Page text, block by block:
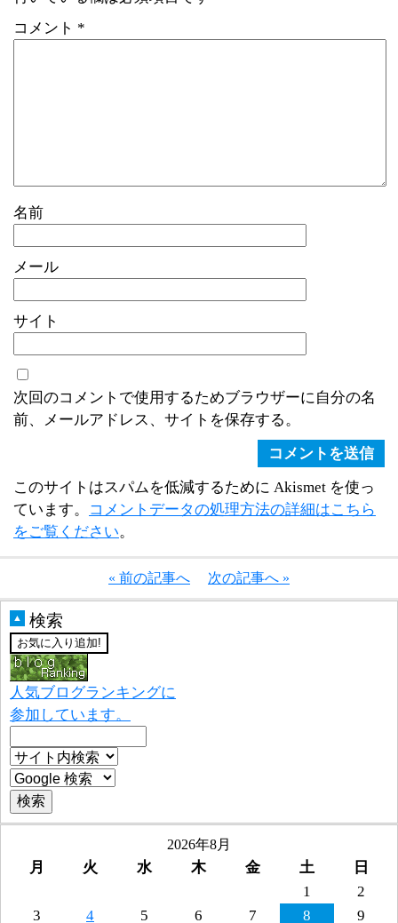
コメント *
名前
メール
サイト
次回のコメントで使用するためブラウザーに自分の名
前、メールアドレス、サイトを保存する。
このサイトはスパムを低減するために Akismet を使っ
ています。
コメントデータの処理方法の詳細はこちら
をご覧ください。
« 前の記事へ 次の記事へ »
▲ 検索
人気ブログランキングに
参加しています。
2026年8月
月 火 水 木 金 土
日
1
2
3
4 5 6 7 8 9